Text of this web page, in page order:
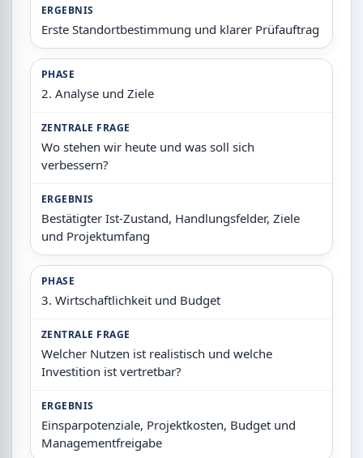
ERGEBNIS
Erste Standortbestimmung und klarer Prüfauftrag
PHASE
2. Analyse und Ziele
ZENTRALE FRAGE
Wo stehen wir heute und was soll sich
verbessern?
ERGEBNIS
Bestätigter Ist-Zustand, Handlungsfelder, Ziele
und Projektumfang
PHASE
3. Wirtschaftlichkeit und Budget
ZENTRALE FRAGE
Welcher Nutzen ist realistisch und welche
Investition ist vertretbar?
ERGEBNIS
Einsparpotenziale, Projektkosten, Budget und
Managementfreigabe